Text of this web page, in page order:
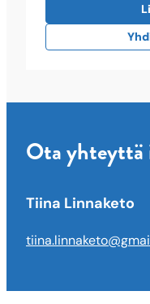
Ota
Tiina Linnaketo